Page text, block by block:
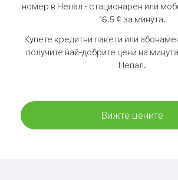
номер в Непал - стационарен или
16.5 ¢ за минута.
Купете кредитни пакети или
получите най-добрите цени на
Непал.
Вижте цените